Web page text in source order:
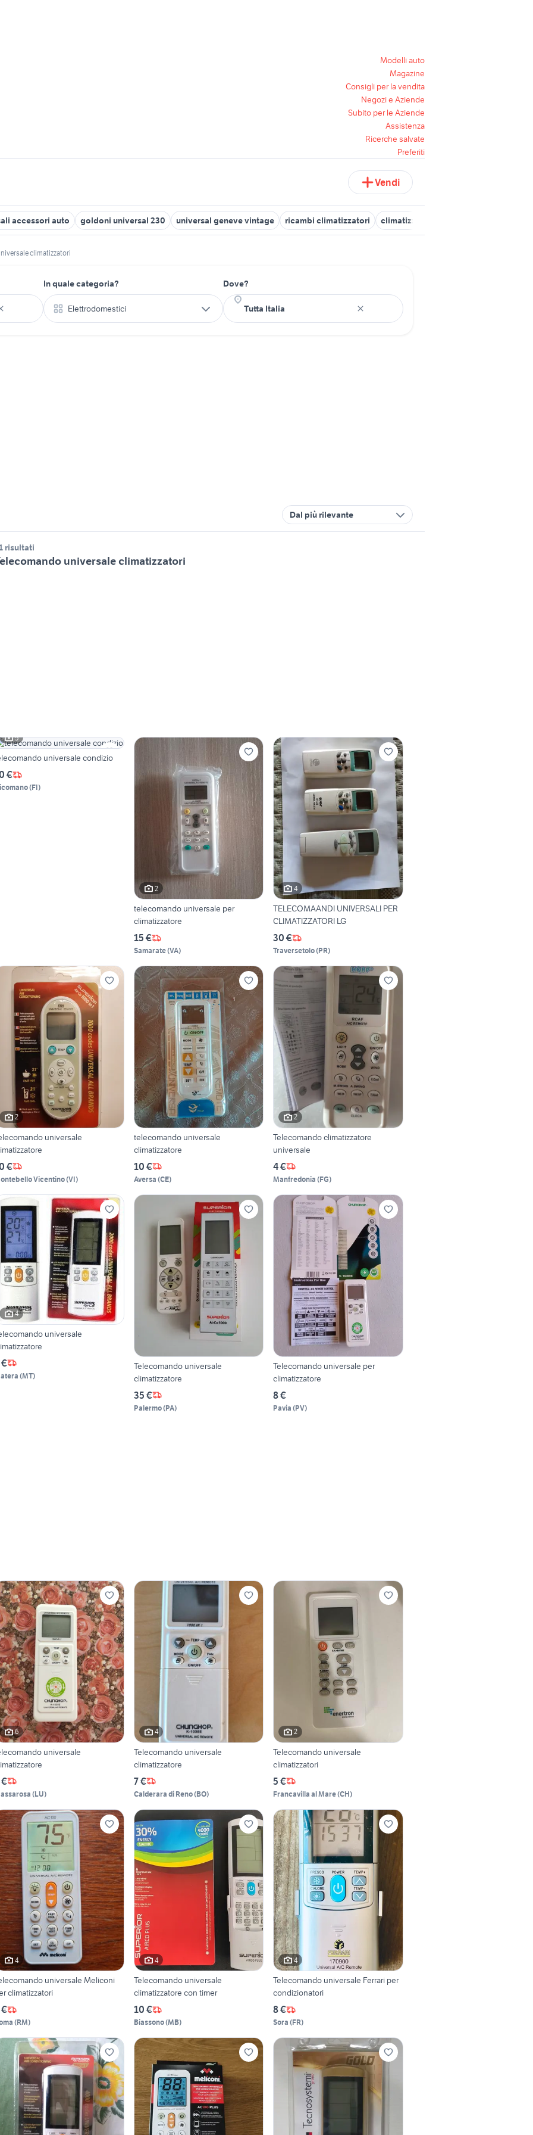
Modelli auto
Magazine
Consigli per la vendita
Negozi e Aziende
Subito per le Aziende
Assistenza
Ricerche salvate
Preferiti
Vendi
accessori auto goldoni universal 230 universal geneve vintage ricambi climatizzatori climatizzatori milano e provincia
climatizzatori
In quale categoria?
Elettrodomestici
Dove?
Dal più rilevante
risultati
universale climatizzatori
5
universale condizio
€
(FI)
2
telecomando universale per
climatizzatore
15 €
Samarate(VA)
4
TELECOMAANDI UNIVERSALI PER
CLIMATIZZATORI LG
30 €
Traversetolo(PR)
2
universale
€
Vicentino(VI)
telecomando universale
climatizzatore
10 €
Aversa (CE)
2
Telecomando climatizzatore
universale
4 €
Manfredonia (FG)
4
universale
(MT)
Telecomando universale
climatizzatore
35 €
Palermo(PA)
Telecomando universale per
climatizzatore
8 €
Pavia (PV)
6
universale
(LU)
4
Telecomando universale
climatizzatore
7 €
Calderara di Reno(BO)
2
Telecomando universale
climatizzatori
5 €
Francavilla al Mare(CH)
4
universale Meliconi
climatizzatori
(RM)
4
Telecomando universale
climatizzatore con timer
10 €
Biassono(MB)
4
Telecomando universale Ferrari per
condizionatori
8 €
Sora (FR)